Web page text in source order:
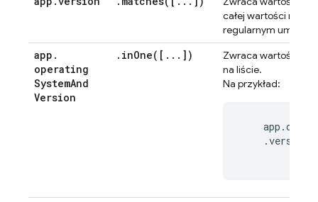
całej wartości
regularnym umieść
app .
operating
SystemAnd
Version
. inOne( [ . . . ]) Zwraca wartość
na liście.
Na przykład: